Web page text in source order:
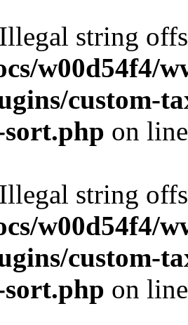
string
w00d54f4/
custom-
on
string
w00d54f4/
custom-
on